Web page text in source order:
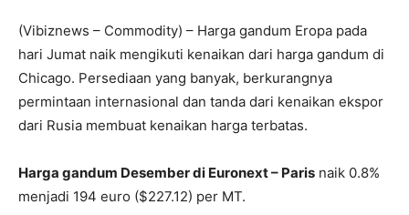
(Vibiznews – Commodity) – Harga gandum Eropa pada
hari Jumat naik mengikuti kenaikan dari harga gandum di
Chicago. Persediaan yang banyak, berkurangnya
permintaan internasional dan tanda dari kenaikan ekspor
dari Rusia membuat kenaikan harga terbatas.
Harga gandum Desember di Euronext – Paris naik 0.8%
menjadi 194 euro ($227.12) per MT.